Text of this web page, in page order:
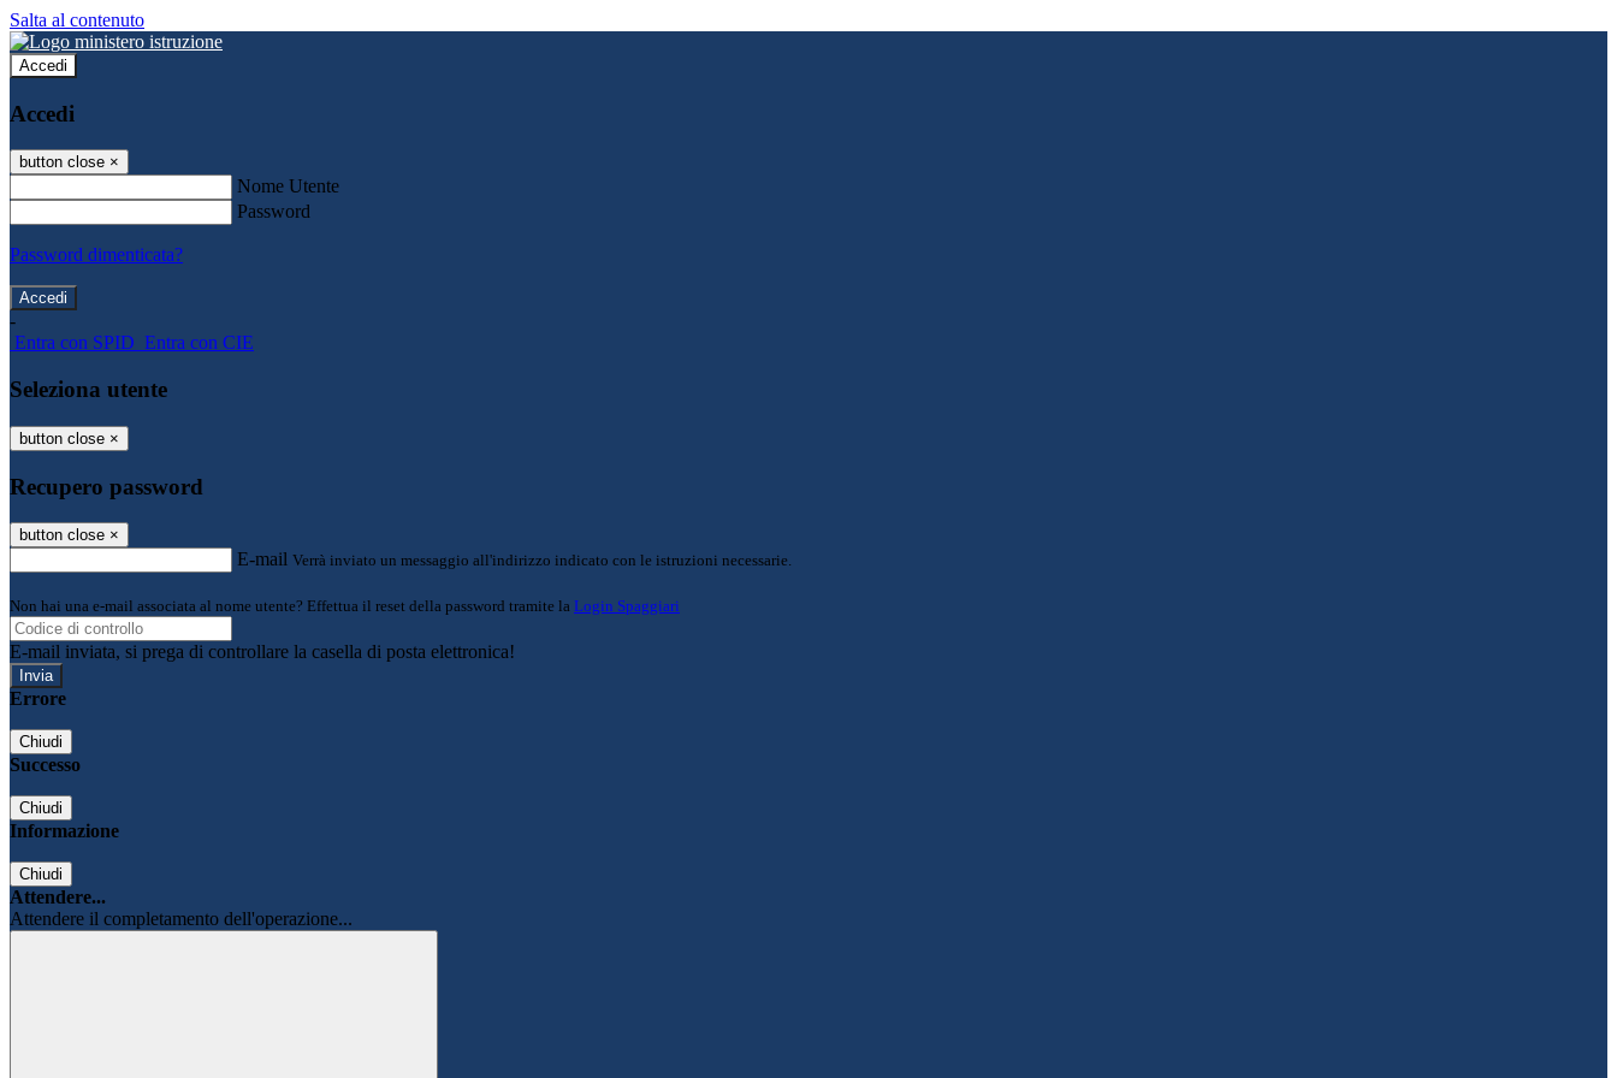
Salta al contenuto
Accedi
Accedi
button close ×
Nome Utente
Password
Password dimenticata?
-
Entra con SPID Entra con CIE
Seleziona utente
button close ×
Recupero password
button close ×
E-mail Verrà inviato un messaggio all'indirizzo indicato con le istruzioni necessarie.
Non hai una e-mail associata al nome utente? Effettua il reset della password tramite la Login Spaggiari
E-mail inviata, si prega di controllare la casella di posta elettronica!
Errore
Chiudi
Successo
Chiudi
Informazione
Chiudi
Attendere...
Attendere il completamento dell'operazione...